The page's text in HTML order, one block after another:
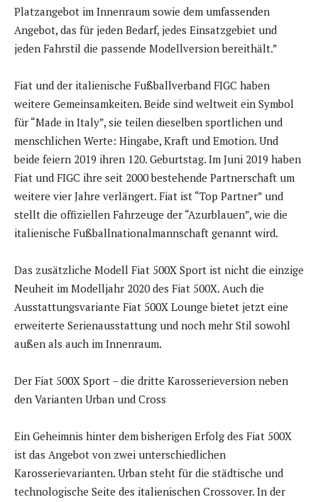
Platzangebot im Innenraum sowie dem umfassenden
Angebot, das für jeden Bedarf, jedes Einsatzgebiet und
jeden Fahrstil die passende Modellversion bereithält.”
Fiat und der italienische Fußballverband FIGC haben
weitere Gemeinsamkeiten. Beide sind weltweit ein Symbol
für “Made in Italy”, sie teilen dieselben sportlichen und
menschlichen Werte: Hingabe, Kraft und Emotion. Und
beide feiern 2019 ihren 120. Geburtstag. Im Juni 2019 haben
Fiat und FIGC ihre seit 2000 bestehende Partnerschaft um
weitere vier Jahre verlängert. Fiat ist “Top Partner” und
stellt die offiziellen Fahrzeuge der “Azurblauen”, wie die
italienische Fußballnationalmannschaft genannt wird.
Das zusätzliche Modell Fiat 500X Sport ist nicht die einzige
Neuheit im Modelljahr 2020 des Fiat 500X. Auch die
Ausstattungsvariante Fiat 500X Lounge bietet jetzt eine
erweiterte Serienausstattung und noch mehr Stil sowohl
außen als auch im Innenraum.
Der Fiat 500X Sport – die dritte Karosserieversion neben
den Varianten Urban und Cross
Ein Geheimnis hinter dem bisherigen Erfolg des Fiat 500X
ist das Angebot von zwei unterschiedlichen
Karosserievarianten. Urban steht für die städtische und
technologische Seite des italienischen Crossover. In der